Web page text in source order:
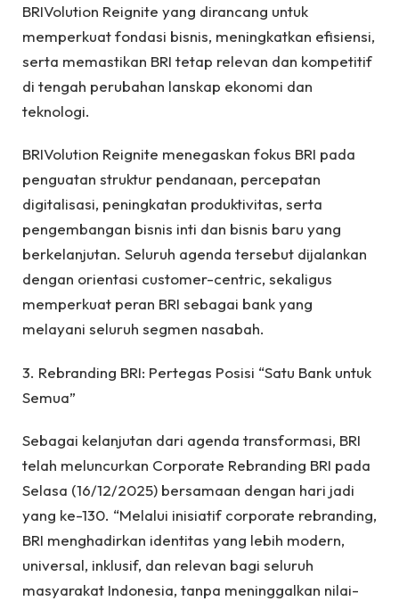
BRIVolution Reignite yang dirancang untuk
memperkuat fondasi bisnis, meningkatkan efisiensi,
serta memastikan BRI tetap relevan dan kompetitif
di tengah perubahan lanskap ekonomi dan
teknologi.
BRIVolution Reignite menegaskan fokus BRI pada
penguatan struktur pendanaan, percepatan
digitalisasi, peningkatan produktivitas, serta
pengembangan bisnis inti dan bisnis baru yang
berkelanjutan. Seluruh agenda tersebut dijalankan
dengan orientasi customer-centric, sekaligus
memperkuat peran BRI sebagai bank yang
melayani seluruh segmen nasabah.
3. Rebranding BRI: Pertegas Posisi “Satu Bank untuk
Semua”
Sebagai kelanjutan dari agenda transformasi, BRI
telah meluncurkan Corporate Rebranding BRI pada
Selasa (16/12/2025) bersamaan dengan hari jadi
yang ke-130. “Melalui inisiatif corporate rebranding,
BRI menghadirkan identitas yang lebih modern,
universal, inklusif, dan relevan bagi seluruh
masyarakat Indonesia, tanpa meninggalkan nilai-